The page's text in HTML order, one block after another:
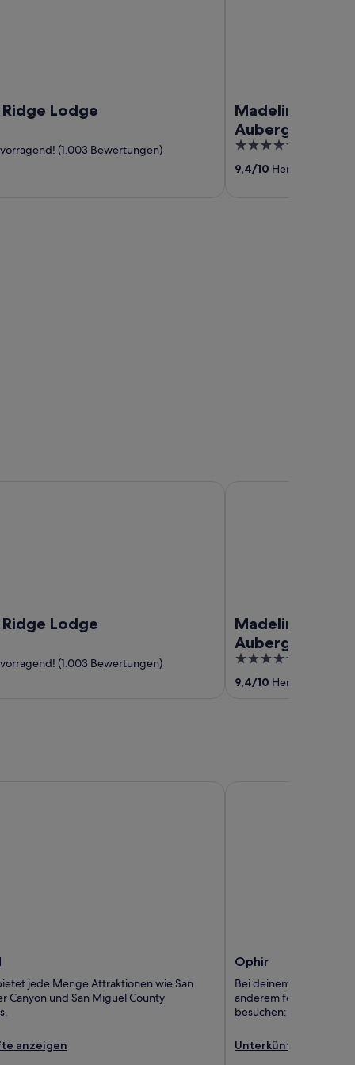
Lodge
(1.003 Bewertungen)
Madeline Hotel
Auberge
5
out
of
9,4/10 Hervorragend!
Lodge
(1.003 Bewertungen)
Madeline Hotel
Auberge
5
out
of
9,4/10 Hervorragend!
jede Menge Attraktionen wie San
Canyon und San Miguel County
anzeigen
Ophir
Bei deinem Aufenthalt
anderem folgende
besuchen: Island Lake
Unterkünfte